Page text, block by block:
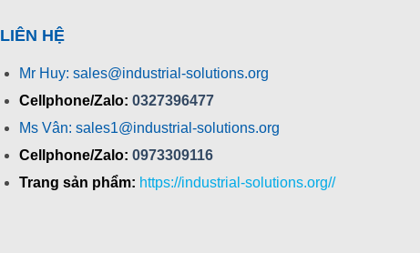
LIÊN HỆ
Mr Huy: sales@industrial-solutions.org
Cellphone/Zalo: 0327396477
Ms Vân: sales1@industrial-solutions.org
Cellphone/Zalo: 0973309116
Trang sản phẩm: https://industrial-solutions.org//